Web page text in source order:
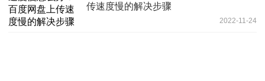
传速度慢的解决步骤
2022-11-24